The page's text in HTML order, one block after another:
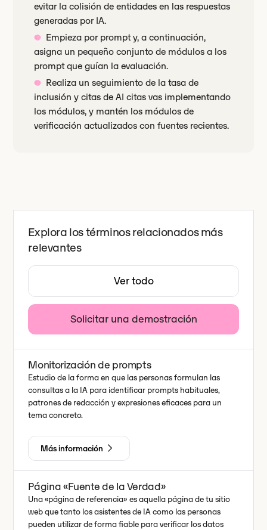
evitar la colisión de entidades en las respuestas
generadas por IA.
Empieza por prompt y, a continuación,
asigna un pequeño conjunto de módulos a los
prompt que guían la evaluación.
Realiza un seguimiento de la tasa de
inclusión y citas de AI citas vas implementando
los módulos, y mantén los módulos de
verificación actualizados con fuentes recientes.
Explora los términos relacionados más
relevantes
Ver todo
Solicitar una demostración
Monitorización de prompts
Estudio de la forma en que las personas formulan las
consultas a la IA para identificar prompts habituales,
patrones de redacción y expresiones eficaces para un
tema concreto.
Más información
Página «Fuente de la Verdad»
Una «página de referencia» es aquella página de tu sitio
web que tanto los asistentes de IA como las personas
pueden utilizar de forma fiable para verificar los datos